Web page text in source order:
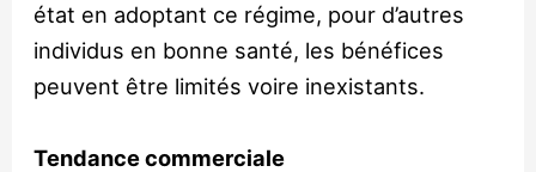
état en adoptant ce régime, pour d’autres
individus en bonne santé, les bénéfices
peuvent être limités voire inexistants.
Tendance commerciale